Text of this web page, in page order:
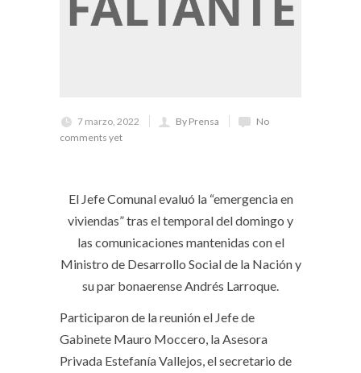
7 marzo, 2022 By Prensa
No
comments yet
El Jefe Comunal evaluó la “emergencia en
viviendas” tras el temporal del domingo y
las comunicaciones mantenidas con el
Ministro de Desarrollo Social de la Nación y
su par bonaerense Andrés Larroque.
Participaron de la reunión el Jefe de
Gabinete Mauro Moccero, la Asesora
Privada Estefanía Vallejos, el secretario de